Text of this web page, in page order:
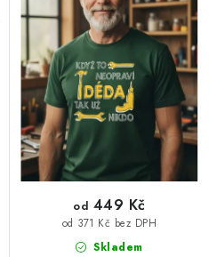
Skladem
od 371 Kč bez DPH
od 449 Kč